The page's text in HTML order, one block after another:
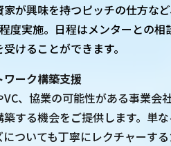
家が興味を持つピッチの仕方な
度実施。日程はメンターとの
けることができます。
ーク構築支援
VC、協業の可能性がある事業会
築する機会をご提供します。単
についても丁寧にレクチャーす